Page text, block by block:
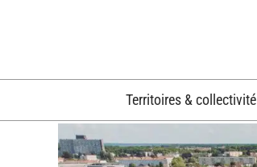
Territoires & collectivité